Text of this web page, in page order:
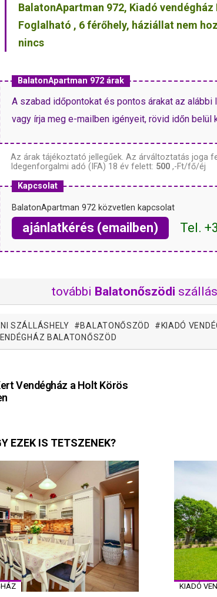
BalatonApartman 972, Kiadó vendégház
Foglalható , 6 férőhely, háziállat nem
nincs
BalatonApartman 972 árak
A szabad időpontokat és pontos árakat az alábbi
vagy írja meg e-mailben igényeit, rövid időn belül
Az árak tájékoztató jellegűek. Az árváltoztatás joga
Idegenforgalmi adó (IFA) 18 év felett: 500 ,-Ft/fő/éj
Kapcsolat
BalatonApartman 972 közvetlen kapcsolat
ajánlatkérés (emailben) Tel.
további Balatonőszödi
SZÁLLÁSHELY BALATONŐSZÖD
KIADÓ
BALATONŐSZÖD
Vendégház a Holt Körös
EZEK IS TETSZENEK?
KIADÓ